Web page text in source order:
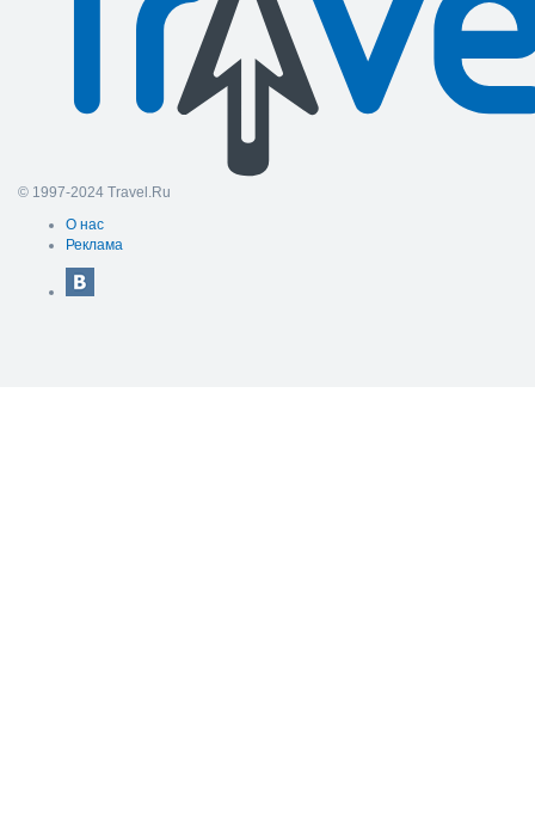
© 1997-2024 Travel.Ru
О нас
Реклама